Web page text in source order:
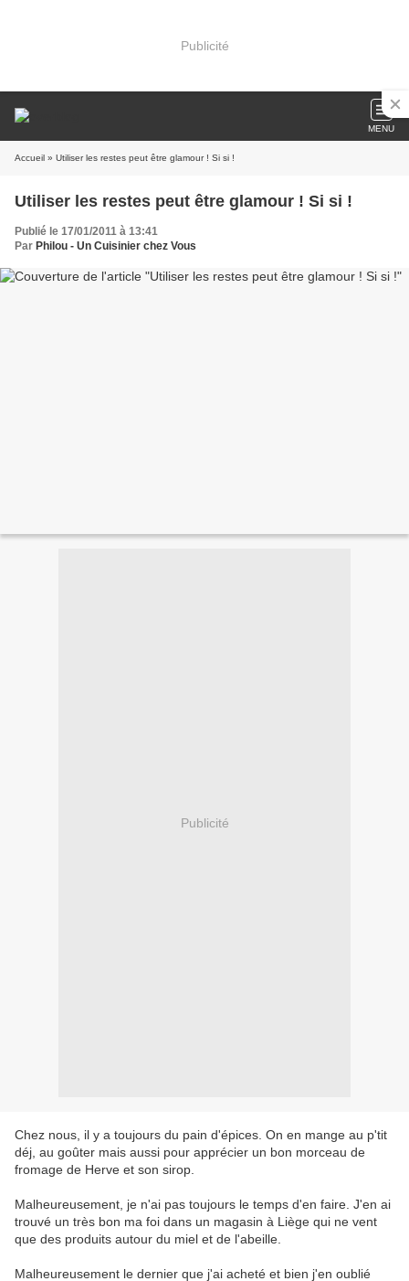
Publicité
MENU
Accueil » Utiliser les restes peut être glamour ! Si si !
Utiliser les restes peut être glamour ! Si si !
Publié le 17/01/2011 à 13:41
Par Philou - Un Cuisinier chez Vous
Publicité
Chez nous, il y a toujours du pain d'épices. On en mange au p'tit
déj, au goûter mais aussi pour apprécier un bon morceau de
fromage de Herve et son sirop.
Malheureusement, je n'ai pas toujours le temps d'en faire. J'en ai
trouvé un très bon ma foi dans un magasin à Liège qui ne vent
que des produits autour du miel et de l'abeille.
Malheureusement le dernier que j'ai acheté et bien j'en oublié